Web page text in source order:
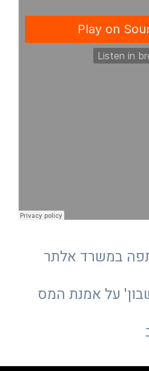
במשרד אלתר
על אמנת המס